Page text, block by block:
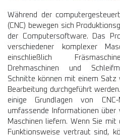
Während der
(CNC) bewegen sich
der Computersoftware. Das
verschiedener komplexer
einschließlich
Drehmaschinen und
Schnitte können mit einem Satz
Bearbeitung durchgeführt
einige Grundlagen von
umfassende Informationen über
Maschinen liefern. Wenn Sie mit
Funktionsweise vertraut sind,